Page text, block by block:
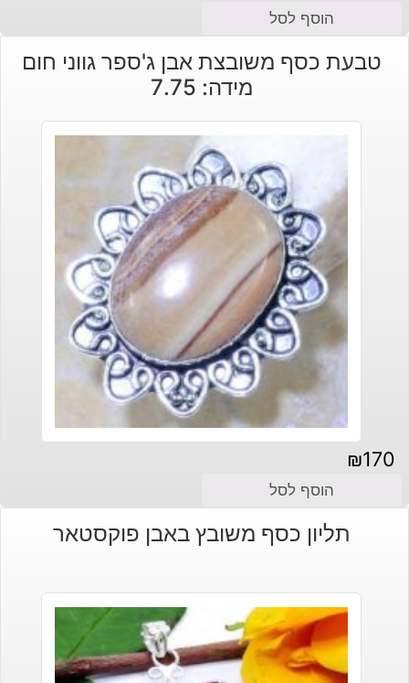
הוסף לסל
טבעת כסף משובצת אבן ג'ספר גווני חום
מידה: 7.75
₪170
הוסף לסל
תליון כסף משובץ באבן פוקסטאר